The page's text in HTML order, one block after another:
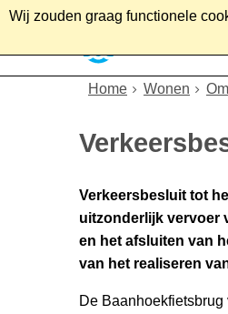
Wij zouden graag functionele
Home Wonen
Verkeersbesluit tot
uitzonderlijk vervoer
en het afsluiten van
van het realiseren
De